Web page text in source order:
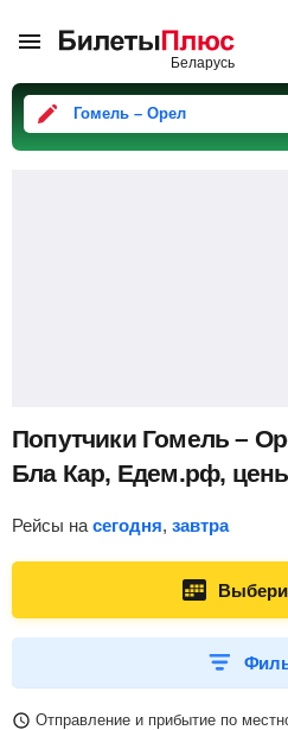
Гомель – Орел
Попутчики Гомель –
Бла Кар, Едем.рф,
Рейсы на сегодня, завтра
Отправление и прибытие по